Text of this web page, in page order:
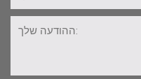
ההודעה
שלך: